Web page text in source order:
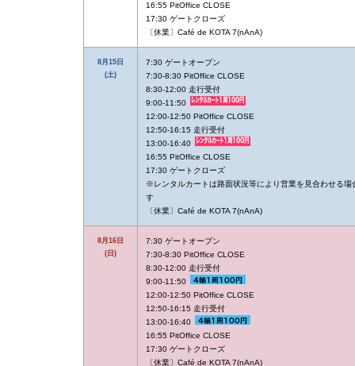
16:55 PitOffice CLOSE
17:30 ゲートクローズ
〔休業〕Café de KOTA 7(nAnA)
8月15日
(土)
7:30 ゲートオープン
7:30-8:30 PitOffice CLOSE
8:30-12:00 走行受付
9:00-11:50
12:00-12:50 PitOffice CLOSE
12:50-16:15 走行受付
13:00-16:40
16:55 PitOffice CLOSE
17:30 ゲートクローズ
※レンタルカートは路面状況等により営業を見合わせる場
す
〔休業〕Café de KOTA 7(nAnA)
8月16日
(日)
7:30 ゲートオープン
7:30-8:30 PitOffice CLOSE
8:30-12:00 走行受付
9:00-11:50
12:00-12:50 PitOffice CLOSE
12:50-16:15 走行受付
13:00-16:40
16:55 PitOffice CLOSE
17:30 ゲートクローズ
〔休業〕Café de KOTA 7(nAnA)